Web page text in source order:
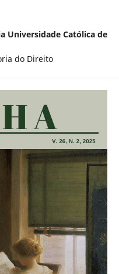
Universidade Católica de
do Direito